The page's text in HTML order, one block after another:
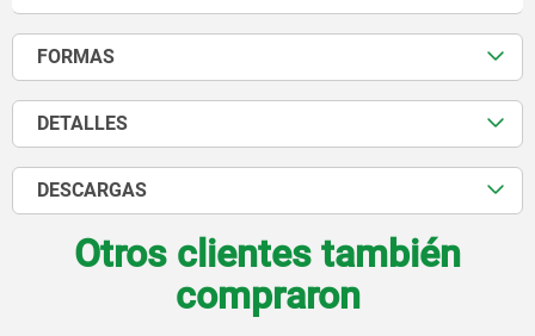
FORMAS
DETALLES
DESCARGAS
Otros clientes también
compraron